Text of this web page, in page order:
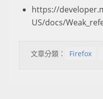
https://
US/docs/
文章分類： Firefox